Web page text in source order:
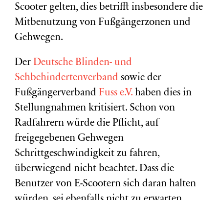
Scooter gelten, dies betrifft insbesondere die
Mitbenutzung von Fußgängerzonen und
Gehwegen.
Der Deutsche Blinden- und
Sehbehindertenverband sowie der
Fußgängerverband Fuss e.V. haben dies in
Stellungnahmen kritisiert. Schon von
Radfahrern würde die Pflicht, auf
freigegebenen Gehwegen
Schrittgeschwindigkeit zu fahren,
überwiegend nicht beachtet. Dass die
Benutzer von E-Scootern sich daran halten